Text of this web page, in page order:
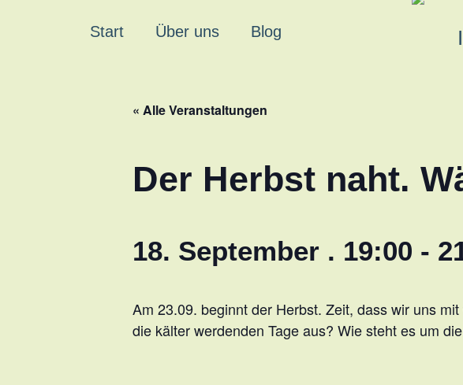
Start Über uns Blog
« Alle Veranstaltungen
Der Herbst naht.
18. September . 19:00 -
Am 23.09. beginnt der Herbst. Zeit, dass wir uns
die kälter werdenden Tage aus? Wie steht es um